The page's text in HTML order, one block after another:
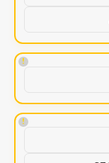
!
!